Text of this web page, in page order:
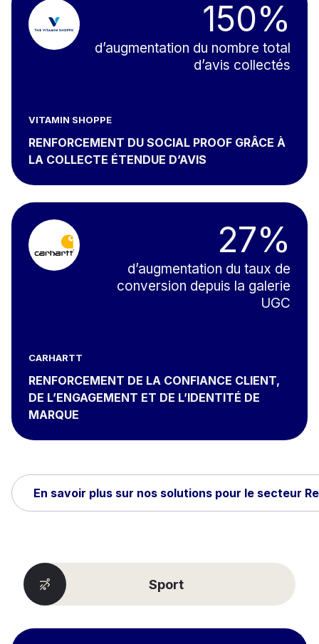
150%
d’augmentation du nombre total
d’avis collectés
VITAMIN SHOPPE
RENFORCEMENT DU SOCIAL PROOF GRÂCE À
LA COLLECTE ÉTENDUE D’AVIS
27%
d’augmentation du taux de
conversion depuis la galerie
UGC
CARHARTT
RENFORCEMENT DE LA CONFIANCE CLIENT,
DE L’ENGAGEMENT ET DE L’IDENTITÉ DE
MARQUE
En savoir plus sur nos solutions pour le secteur
Sport